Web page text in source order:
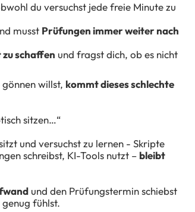
du versuchst jede freie Minute zu
musst Prüfungen immer weiter nach
schaffen und fragst dich, ob es nicht
willst, kommt dieses schlechte
sitzen…“
und versuchst zu lernen - Skripte
schreibst, KI-Tools nutzt – bleibt
und den Prüfungstermin schiebst
fühlst.